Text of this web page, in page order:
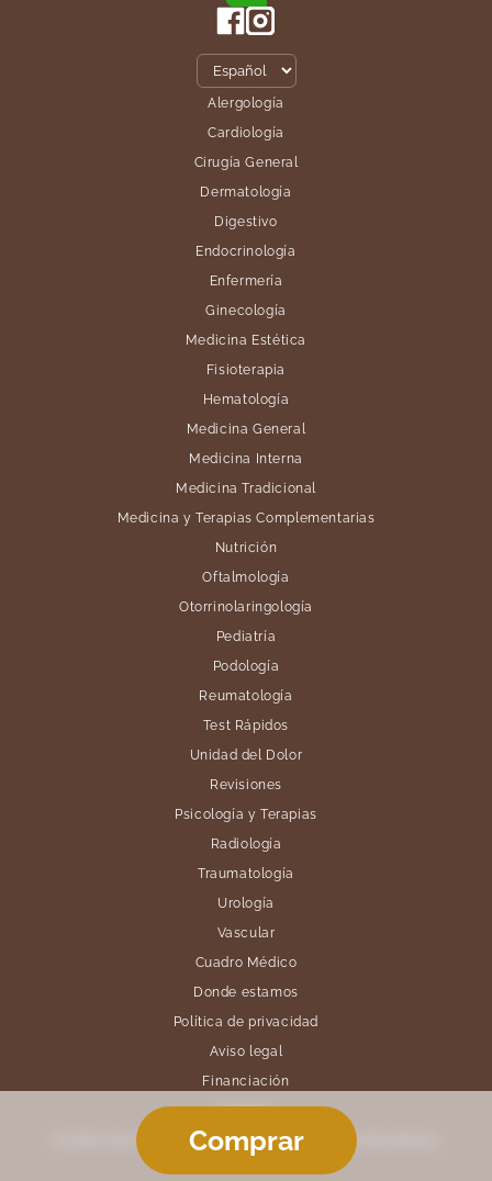
Comprar
Alergología
Cardiología
Cirugía General
Dermatología
Digestivo
Endocrinología
Enfermería
Ginecología
Medicina Estética
Fisioterapia
Hematología
Medicina General
Medicina Interna
Medicina Tradicional
Medicina y Terapias Complementarias
Nutrición
Oftalmología
Otorrinolaringología
Pediatría
Podología
Reumatología
Test Rápidos
Unidad del Dolor
Revisiones
Psicología y Terapias
Radiología
Traumatología
Urología
Vascular
Cuadro Médico
Donde estamos
Política de privacidad
Aviso legal
Financiación
Cookies
Condiciones Generales de Venta y Política de Reembolso